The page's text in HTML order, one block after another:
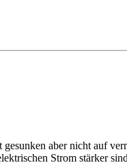
aber nicht auf
Strom stärker